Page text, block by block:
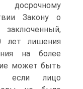
Закону о
лет лишения
на более
может быть
если лицо